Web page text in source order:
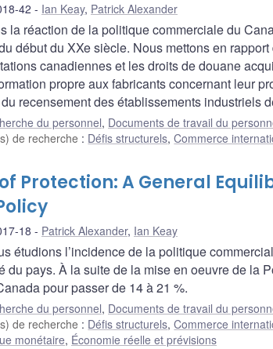
42 Ian Keay, Patrick Alexander
la réaction de la politique commerciale du
début du XXe siècle. Nous mettons en
canadiennes et les droits de douane
propre aux fabricants concernant leur
recensement des établissements industriels
du personnel, Documents de travail du
de recherche : Défis structurels,Commerce
Protection: A General
18 Patrick Alexander, Ian Keay
étudions l’incidence de la politique
du pays. À la suite de la mise en oeuvre de la
pour passer de 14 à 21 %.
du personnel, Documents de travail du
de recherche : Défis structurels,Commerce
monétaire, Économie réelle et prévisions